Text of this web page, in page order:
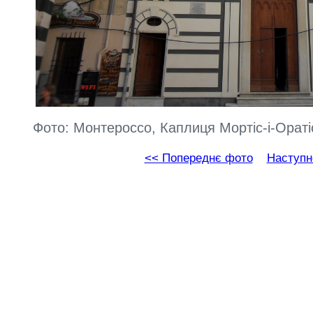
Фото: Монтероссо, Каплиця Мортіс-і-
<< Попереднє фото